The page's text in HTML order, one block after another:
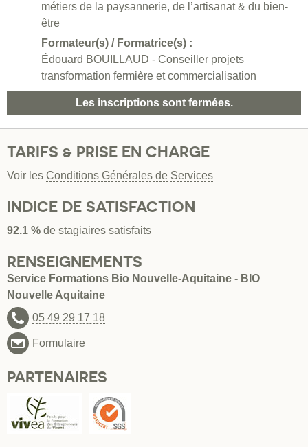
métiers de la paysannerie, de l’artisanat & du bien-
être
Formateur(s) / Formatrice(s) :
Édouard BOUILLAUD - Conseiller projets
transformation fermière et commercialisation
Les inscriptions sont fermées.
TARIFS & PRISE EN CHARGE
Voir les Conditions Générales de Services
INDICE DE SATISFACTION
92.1 % de stagiaires satisfaits
RENSEIGNEMENTS
Service Formations Bio Nouvelle-Aquitaine - BIO
Nouvelle Aquitaine
05 49 29 17 18
Formulaire
PARTENAIRES